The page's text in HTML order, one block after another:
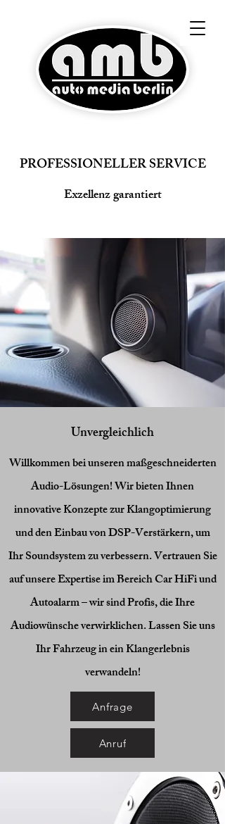
PROFESSIONELLER SERVICE
Exzellenz garantiert
Unvergleichlich
Willkommen bei unseren maßgeschneiderten
Audio-Lösungen! Wir bieten Ihnen
innovative Konzepte zur Klangoptimierung
und den Einbau von DSP-Verstärkern, um
Ihr Soundsystem zu verbessern. Vertrauen Sie
auf unsere Expertise im Bereich Car HiFi und
Autoalarm – wir sind Profis, die Ihre
Audiowünsche verwirklichen. Lassen Sie uns
Ihr Fahrzeug in ein Klangerlebnis
verwandeln!
Anfrage
Anruf